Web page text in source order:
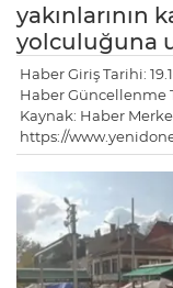
yakınlarının
yolculuğuna
Haber Giriş Tarihi:
Haber Güncellenme
Kaynak: Haber
https://